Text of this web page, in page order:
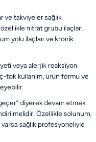
ve takviyeler sağlık
nitrat grubu ilaçlar,
yolu ilaçları ve kronik
veya alerjik reaksiyon
tok kullanım, ürün formu ve
diyerek devam etmek
Özellikle solunum,
sağlık profesyoneliyle